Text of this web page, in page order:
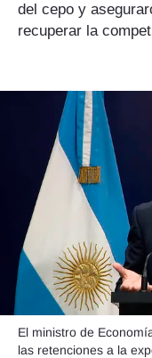
Maquinaria agrícola
Agronegocios
Mercados
del cepo y
recuperar la
El ministro de
las retenciones a la